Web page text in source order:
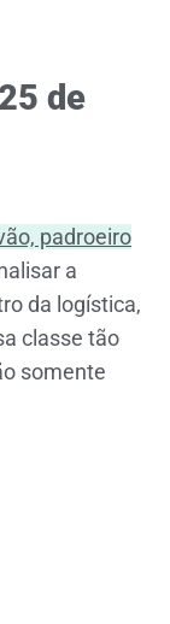
de
padroeiro
a
da logística,
classe tão
somente